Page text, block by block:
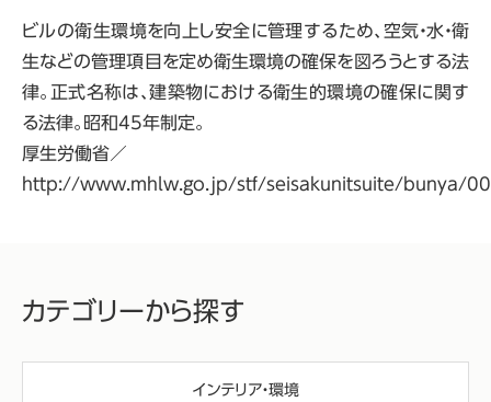
ビルの衛生環境を向上し安全に管理するため、空気・水・衛
生などの管理項目を定め衛生環境の確保を図ろうとする法
律。正式名称は、建築物における衛生的環境の確保に関す
る法律。昭和45年制定。
厚生労働省／
http://www.mhlw.go.jp/stf/seisakunitsuite/bunya/
カテゴリーから探す
インテリア・環境